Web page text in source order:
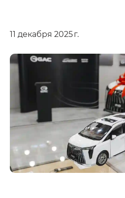
11 декабря 2025 г.